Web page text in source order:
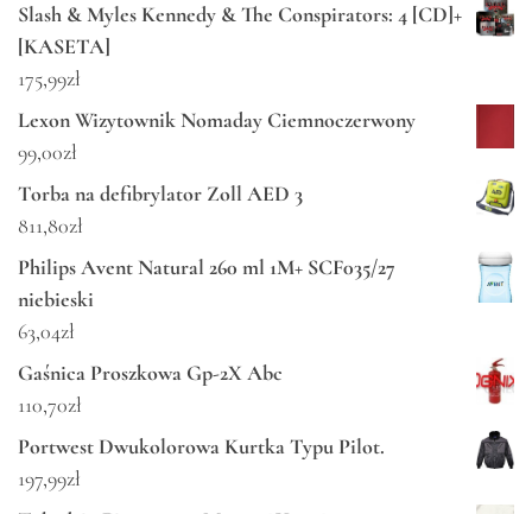
Slash & Myles Kennedy & The Conspirators: 4 [CD]+
[KASETA]
175,99zł
Lexon Wizytownik Nomaday Ciemnoczerwony
99,00zł
Torba na defibrylator Zoll AED 3
811,80zł
Philips Avent Natural 260 ml 1M+ SCF035/27
niebieski
63,04zł
Gaśnica Proszkowa Gp-2X Abc
110,70zł
Portwest Dwukolorowa Kurtka Typu Pilot.
197,99zł